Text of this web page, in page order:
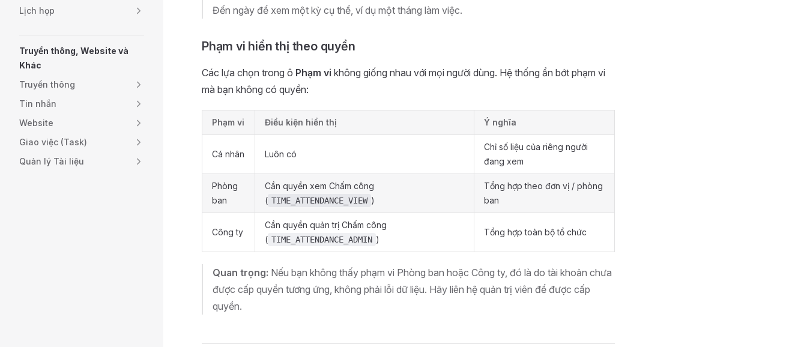
Lịch họp
Truyền thông, Website và
Khác
Truyền thông
Tin nhắn
Website
Giao việc (Task)
Quản lý Tài liệu
Đến ngày để xem một kỳ cụ thể, ví dụ một tháng làm việc.
Phạm vi hiển thị theo quyền
Các lựa chọn trong ô Phạm vi không giống nhau với mọi người dùng. Hệ thống ẩn bớt phạm vi
mà bạn không có quyền:
Phạm vi Điều kiện hiển thị Ý nghĩa
Cá nhân Luôn có
Chỉ số liệu của riêng người
đang xem
Phòng
ban
Cần quyền xem Chấm công
( TIME_ATTENDANCE_VIEW )
Tổng hợp theo đơn vị / phòng
ban
Công ty
Cần quyền quản trị Chấm công
( TIME_ATTENDANCE_ADMIN )
Tổng hợp toàn bộ tổ chức
Quan trọng: Nếu bạn không thấy phạm vi Phòng ban hoặc Công ty, đó là do tài khoản chưa
được cấp quyền tương ứng, không phải lỗi dữ liệu. Hãy liên hệ quản trị viên để được cấp
quyền.